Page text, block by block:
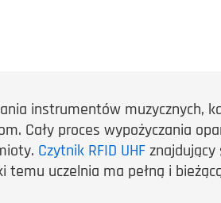
instrumentów muzycznych,
Cały proces wypożyczania
Czytnik RFID UHF
uczelnia ma pełną i